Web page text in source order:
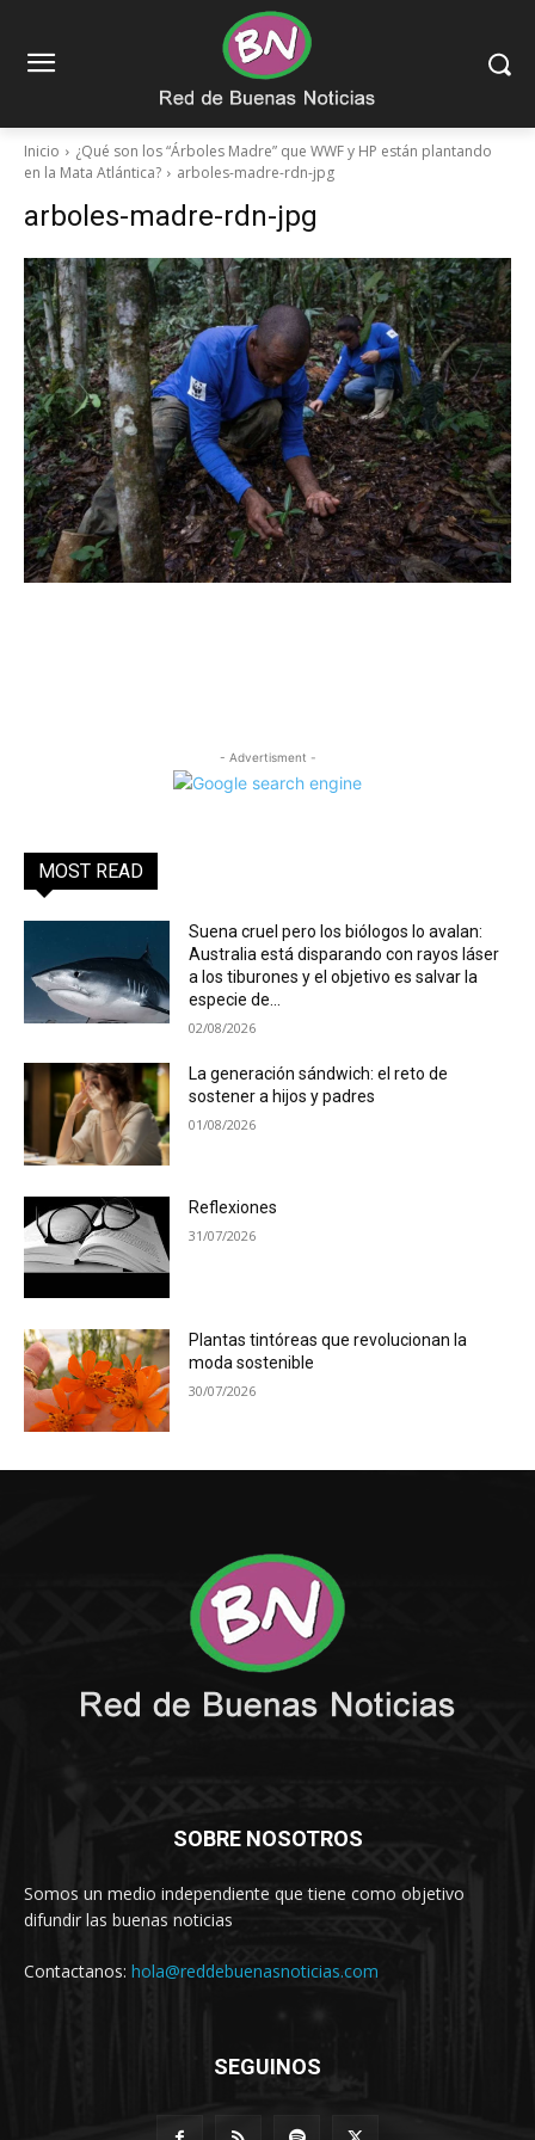
Inicio
¿Qué son los “Árboles Madre” que WWF y HP están plantando
en la Mata Atlántica?
arboles-madre-rdn-jpg
arboles-madre-rdn-jpg
- Advertisment -
MOST READ
Suena cruel pero los biólogos lo avalan:
Australia está disparando con rayos láser
a los tiburones y el objetivo es salvar la
especie de...
02/08/2026
La generación sándwich: el reto de
sostener a hijos y padres
01/08/2026
Reflexiones
31/07/2026
Plantas tintóreas que revolucionan la
moda sostenible
30/07/2026
SOBRE NOSOTROS
Somos un medio independiente que tiene como objetivo
difundir las buenas noticias
Contactanos: hola@reddebuenasnoticias.com
SEGUINOS